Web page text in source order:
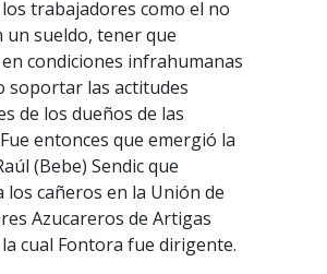
trabajadores como el no
un sueldo, tener que
condiciones infrahumanas
soportar las actitudes
de los dueños de las
entonces que emergió la
(Bebe) Sendic que
los cañeros en la Unión de
Azucareros de Artigas
la cual Fontora fue dirigente.